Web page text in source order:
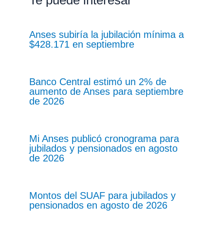
Anses subiría la jubilación mínima a
$428.171 en septiembre
Banco Central estimó un 2% de
aumento de Anses para septiembre
de 2026
Mi Anses publicó cronograma para
jubilados y pensionados en agosto
de 2026
Montos del SUAF para jubilados y
pensionados en agosto de 2026